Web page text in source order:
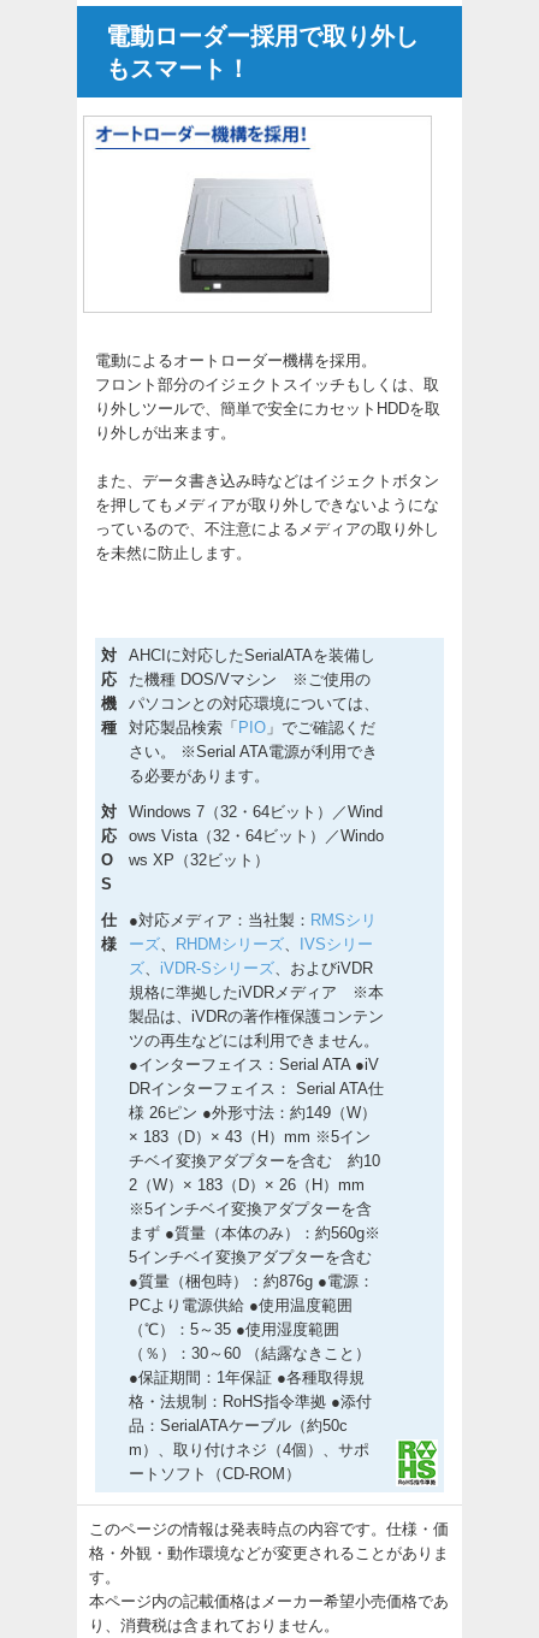
電動ローダー採用で取り外し
もスマート！
電動によるオートローダー機構を採用。
フロント部分のイジェクトスイッチもしくは、取
り外しツールで、簡単で安全にカセットHDDを取
り外しが出来ます。
また、データ書き込み時などはイジェクトボタン
を押してもメディアが取り外しできないようにな
っているので、不注意によるメディアの取り外し
を未然に防止します。
対
応
機
種
AHCIに対応したSerialATAを装備し
た機種 DOS/Vマシン ※ご使用の
パソコンとの対応環境については、
対応製品検索「 PIO 」でご確認くだ
さい。 ※Serial ATA電源が利用でき
る必要があります。
対
応
O
S
Windows 7（32・64ビット）／Wind
ows Vista（32・64ビット）／Windo
ws XP（32ビット）
仕
様
●対応メディア：当社製： RMSシリ
ーズ
RHDMシリーズ
IVSシリー
ズ
iVDR-Sシリーズ 、およびiVDR
規格に準拠したiVDRメディア ※本
製品は、iVDRの著作権保護コンテン
ツの再生などには利用できません。
●インターフェイス：Serial ATA ●iV
DRインターフェイス： Serial ATA仕
様 26ピン ●外形寸法：約149（W）
× 183（D）× 43（H）mm ※5イン
チベイ変換アダプターを含む 約10
2（W）× 183（D）× 26（H）mm
※5インチベイ変換アダプターを含
まず ●質量（本体のみ）：約560g※
5インチベイ変換アダプターを含む
●質量（梱包時）：約876g ●電源：
PCより電源供給 ●使用温度範囲
（℃）：5～35 ●使用湿度範囲
（％）：30～60 （結露なきこと）
●保証期間：1年保証 ●各種取得規
格・法規制：RoHS指令準拠 ●添付
品：SerialATAケーブル（約50c
m）、取り付けネジ（4個）、サポ
ートソフト（CD-ROM）
このページの情報は発表時点の内容です。仕様・価
格・外観・動作環境などが変更されることがありま
す。
本ページ内の記載価格はメーカー希望小売価格であ
り、消費税は含まれておりません。